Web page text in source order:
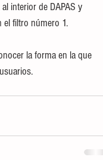
interior de DAPAS y
el filtro número 1.
la forma en la que